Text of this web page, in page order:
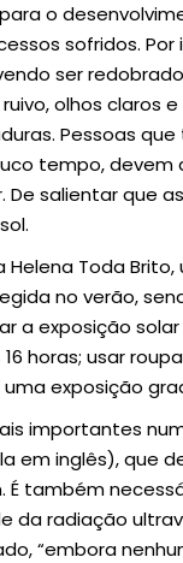
o
sofridos.
ser
olhos claros
Pessoas
tempo,
salientar que as
Toda
no verão,
a exposição
horas; usar
exposição
importantes
em inglês), que
É também
da radiação
“embora